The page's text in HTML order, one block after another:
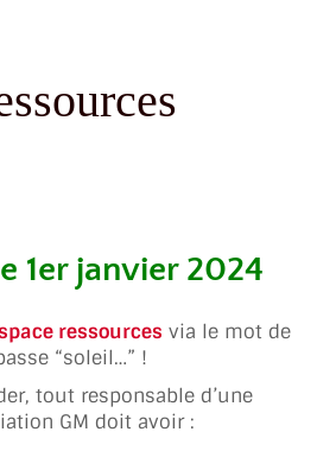
1er janvier 2024
ressources via le mot de
“soleil…” !
tout responsable d’une
GM doit avoir :